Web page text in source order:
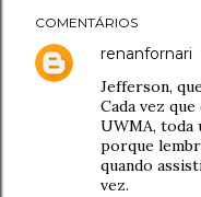
COMENTÁRIOS
renanfornari
Jefferson,
Cada vez
UWMA, toda
porque
quando
vez.